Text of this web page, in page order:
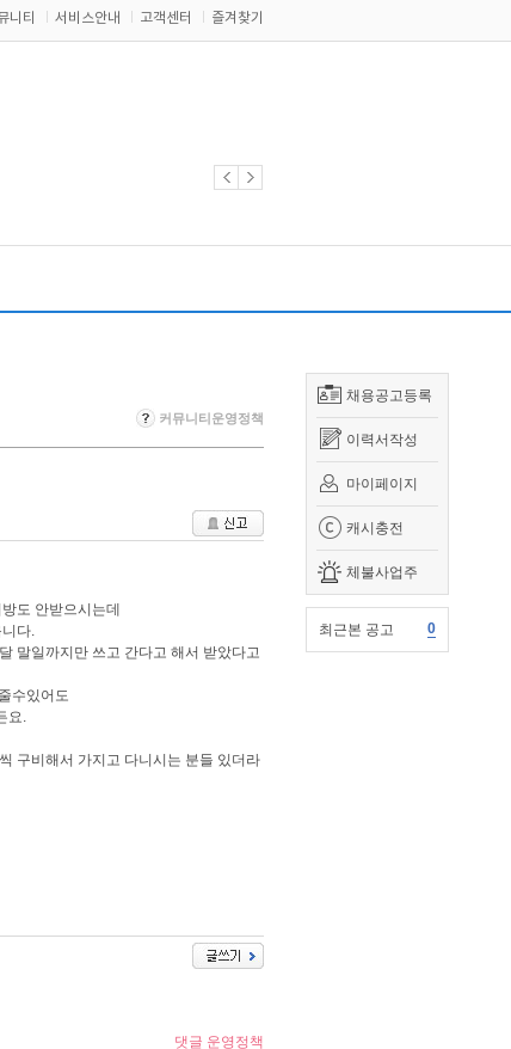
니티 서비스안내 고객센터 즐겨찾기
채용공고등록
이력서작성
마이페이지
캐시충전
체불사업주
최근본 공고 0
커뮤니티운영정책
도 안받으시는데
다.
말일까지만 쓰고 간다고 해서 받았다고
수있어도
요.
구비해서 가지고 다니시는 분들 있더라